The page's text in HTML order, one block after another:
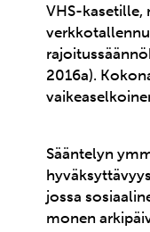
VHS-kasetille,
2016a).
Sääntelyn
jossa
monen